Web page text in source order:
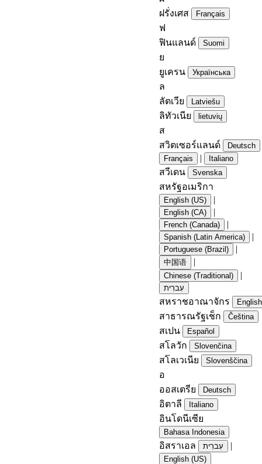
ฝรั่งเศส
Français
ฟ
ฟินแลนด์
Suomi
ย
ยูเครน
Українська
ล
ลัตเวีย
Latviešu
ลิทัวเนีย lietuvių
ส
สวิตเซอร์แลนด์
Deutsch
Français
| Italiano
สวีเดน Svenska
สหรัฐอเมริกา
English (US) |
English (CA) |
French (Canada) |
Spanish (Latin America) |
Portuguese (Brazil) |
中国语 |
Chinese (Traditional) |
עִברִית
สหราชอาณาจักร English
สาธารณรัฐเช็ก Čeština
สเปน Español
สโลวัก Slovenčina
สโลเวเนีย Slovenščina
อ
ออสเตรีย
Deutsch
อิตาลี Italiano
อินโดนีเซีย
Bahasa Indonesia
อิสราเอล עִברִית |
English (US)